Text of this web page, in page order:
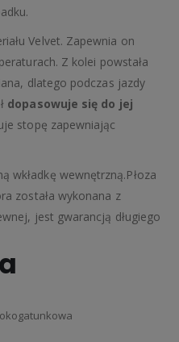
Velvet. Zapewnia on
Z kolei powstała
dlatego podczas jazdy
dopasowuje się do jej
stopę zapewniając
wkładkę wewnętrzną.Płoza
została wykonana z
jest gwarancją długiego